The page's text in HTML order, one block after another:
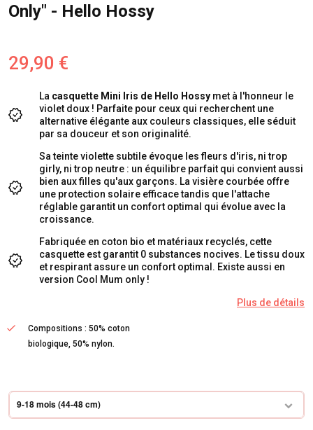
Only" - Hello Hossy
29,90 €
La casquette Mini Iris de Hello Hossy met à l'honneur le
violet doux ! Parfaite pour ceux qui recherchent une
alternative élégante aux couleurs classiques, elle séduit
par sa douceur et son originalité.
Sa teinte violette subtile évoque les fleurs d'iris, ni trop
girly, ni trop neutre : un équilibre parfait qui convient aussi
bien aux filles qu'aux garçons. La visière courbée offre
une protection solaire efficace tandis que l'attache
réglable garantit un confort optimal qui évolue avec la
croissance.
Fabriquée en coton bio et matériaux recyclés, cette
casquette est garantit 0 substances nocives. Le tissu doux
et respirant assure un confort optimal. Existe aussi en
version Cool Mum only !
Plus de détails
Compositions : 50% coton
biologique, 50% nylon.
9-18 mois (44-48 cm)